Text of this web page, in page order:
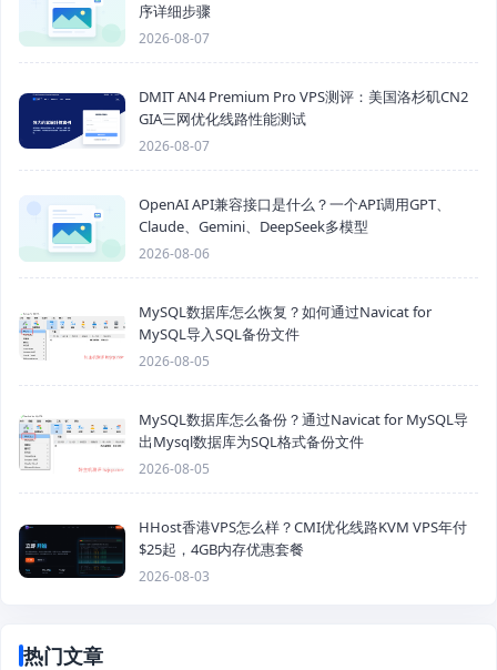
序详细步骤
2026-08-07
DMIT AN4 Premium Pro VPS测评：美国洛杉矶CN2
GIA三网优化线路性能测试
2026-08-07
OpenAI API兼容接口是什么？一个API调用GPT、
Claude、Gemini、DeepSeek多模型
2026-08-06
MySQL数据库怎么恢复？如何通过Navicat for
MySQL导入SQL备份文件
2026-08-05
MySQL数据库怎么备份？通过Navicat for MySQL导
出Mysql数据库为SQL格式备份文件
2026-08-05
HHost香港VPS怎么样？CMI优化线路KVM VPS年付
$25起，4GB内存优惠套餐
2026-08-03
热门文章